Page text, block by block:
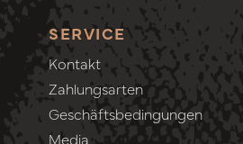
SERVICE
Kontakt
Zahlungsarten
Geschäftsbedingungen
Media